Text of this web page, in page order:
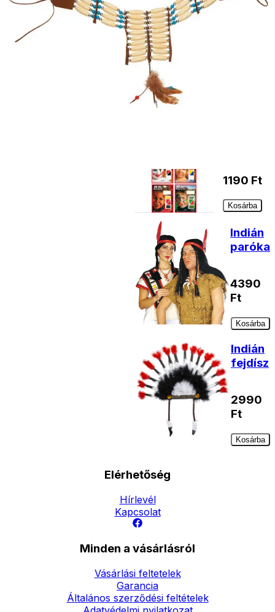
Nincs
1190 Ft
Kosárba
Indián
paróka
4390
Ft
Kosárba
Indián
fejdísz
2990
Ft
Kosárba
Elérhetőség
Hírlevél
Kapcsolat
Minden a vásárlásról
Vásárlási feltetelek
Garancia
Általános szerződési feltételek